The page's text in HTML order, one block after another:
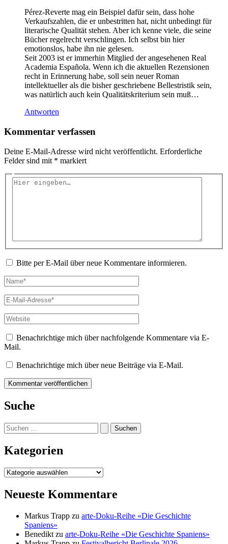
Pérez-Reverte mag ein Beispiel dafür sein, dass hohe
Verkaufszahlen, die er unbestritten hat, nicht unbedingt für
literarische Qualität stehen. Aber ich kenne viele, die seine
Bücher regelrecht verschlingen. Ich selbst bin hier
emotionslos, habe ihn nie gelesen.
Seit 2003 ist er immerhin Mitglied der angesehenen Real
Academia Española. Wenn ich die aktuellen Rezensionen
recht in Erinnerung habe, soll sein neuer Roman
intellektueller als die bisher geschriebene Bellestristik sein,
was natürlich auch kein Qualitätskriterium sein muß…
Antworten
Kommentar verfassen
Deine E-Mail-Adresse wird nicht veröffentlicht. Erforderliche
Felder sind mit * markiert
Hier
Bitte per E-Mail über neue Kommentare informieren.
Name*
E-
Mail-
Adresse*
Website
Benachrichtige mich über nachfolgende Kommentare via E-
Mail.
Benachrichtige mich über neue Beiträge via E-Mail.
Suche
Suchen
nach:
Kategorien
Kategorien
Neueste Kommentare
Markus Trapp zu arte-Doku-Reihe «Die Geschichte
Spaniens»
Benedikt zu arte-Doku-Reihe «Die Geschichte Spaniens»